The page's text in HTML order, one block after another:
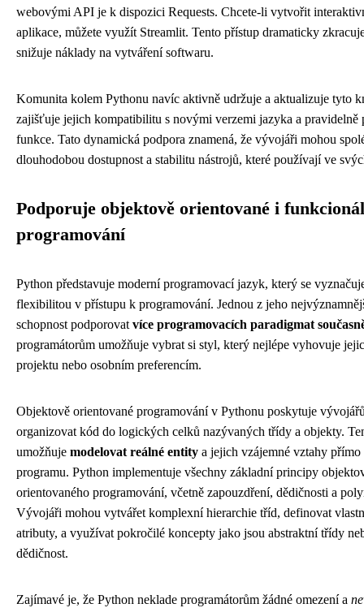
webovými API je k dispozici Requests. Chcete-li vytvořit
aplikace, můžete využít Streamlit. Tento přístup dramaticky
snižuje náklady na vytváření softwaru.
Komunita kolem Pythonu navíc aktivně udržuje a aktualizuje tyto
zajišťuje jejich kompatibilitu s novými verzemi jazyka a pravidelně
funkce. Tato dynamická podpora znamená, že vývojáři mohou
dlouhodobou dostupnost a stabilitu nástrojů, které používají ve
Podporuje objektově orientované i
programování
Python představuje moderní programovací jazyk, který se
flexibilitou v přístupu k programování. Jednou z jeho
schopnost podporovat více programovacích paradigmat
programátorům umožňuje vybrat si styl, který nejlépe vyhovuje
projektu nebo osobním preferencím.
Objektově orientované programování v Pythonu poskytuje
organizovat kód do logických celků nazývaných třídy a objekty.
umožňuje modelovat reálné entity a jejich vzájemné vztahy
programu. Python implementuje všechny základní principy
orientovaného programování, včetně zapouzdření, dědičnosti a
Vývojáři mohou vytvářet komplexní hierarchie tříd, definovat
atributy, a využívat pokročilé koncepty jako jsou abstraktní třídy
dědičnost.
Zajímavé je, že Python neklade programátorům žádné omezení a